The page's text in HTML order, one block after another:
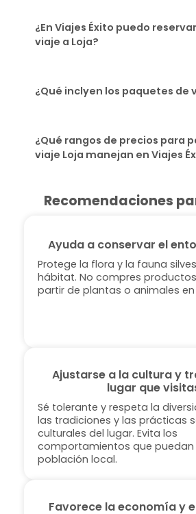
¿En Viajes Éxito puedo
viaje a Loja?
¿Qué inclyen los paquetes de
¿Qué rangos de precios para
viaje Loja manejan en Viajes
Recomendaciones
Ayuda a conservar el
Protege la flora y la fauna
hábitat. No compres
partir de plantas o animales en
Ajustarse a la cultura y
lugar que
Sé tolerante y respeta la
las tradiciones y las prácticas
culturales del lugar. Evita los
comportamientos que puedan
población local.
Favorece la economía y